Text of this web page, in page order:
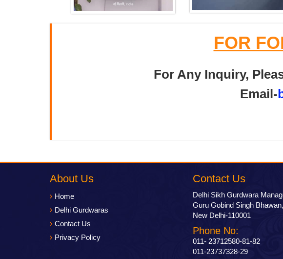
FOR
For Any Inquiry,
Email-
About Us
Home
Delhi Gurdwaras
Contact Us
Privacy Policy
Contact Us
Delhi Sikh Gurdwara
Guru Gobind Singh
New Delhi-110001
Phone No:
011- 23712580-81-82
011-23737328-29